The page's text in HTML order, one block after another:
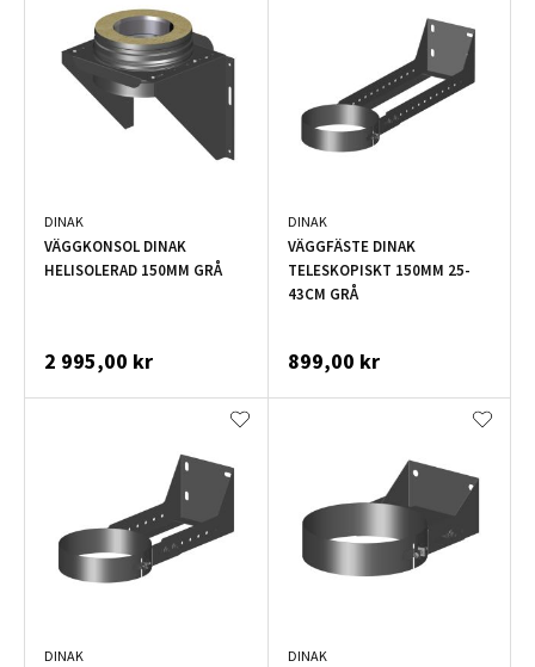
DINAK
VÄGGKONSOL DINAK
HELISOLERAD 150MM GRÅ
2 995,00 kr
DINAK
VÄGGFÄSTE DINAK
TELESKOPISKT 150MM 25-
43CM GRÅ
899,00 kr
DINAK DINAK